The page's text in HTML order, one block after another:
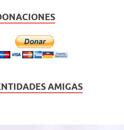
AMIGAS